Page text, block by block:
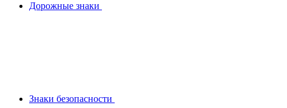
Дорожные знаки
Знаки безопасности